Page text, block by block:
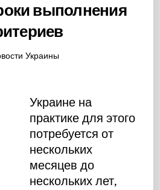
выполнения
Украины
Украине на
практике для этого
потребуется от
нескольких
месяцев до
нескольких лет,